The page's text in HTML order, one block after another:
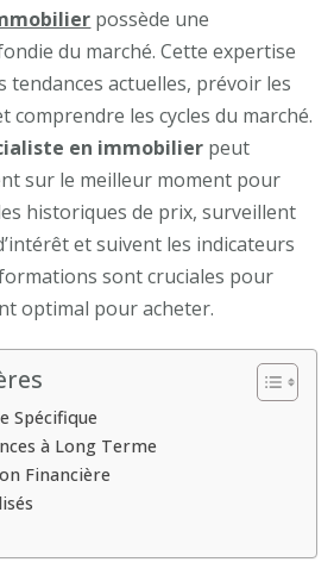
un
spécialiste
en
immobilier
peut-
il
aider
à
déterminer
le
acheter?
possède une
du marché. Cette expertise
tendances actuelles, prévoir les
comprendre les cycles du marché.
en immobilier peut
sur le meilleur moment pour
historiques de prix, surveillent
et suivent les indicateurs
sont cruciales pour
optimal pour acheter.
Spécifique
à Long Terme
Financière